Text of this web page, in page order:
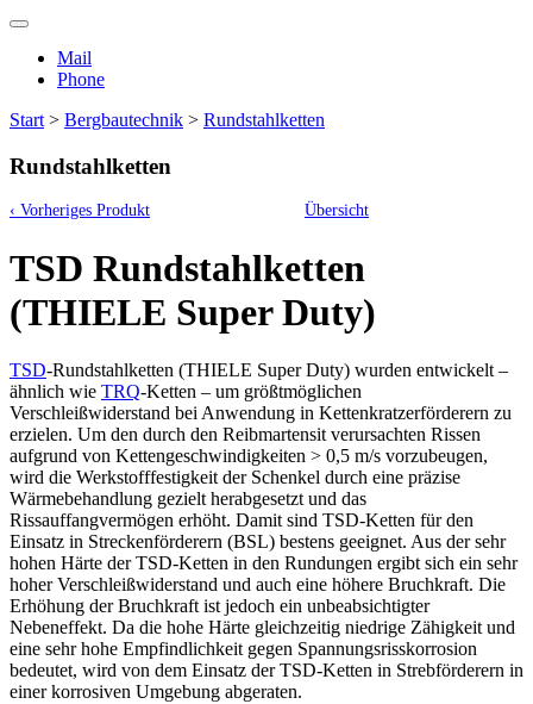
Mail
Phone
Start > Bergbautechnik > Rundstahlketten
Rundstahlketten
‹ Vorheriges Produkt Übersicht
TSD Rundstahlketten
(THIELE Super Duty)
TSD-Rundstahlketten (THIELE Super Duty) wurden entwickelt –
ähnlich wie TRQ-Ketten – um größtmöglichen
Verschleißwiderstand bei Anwendung in Kettenkratzerförderern zu
erzielen. Um den durch den Reibmartensit verursachten Rissen
aufgrund von Kettengeschwindigkeiten > 0,5 m/s vorzubeugen,
wird die Werkstofffestigkeit der Schenkel durch eine präzise
Wärmebehandlung gezielt herabgesetzt und das
Rissauffangvermögen erhöht. Damit sind TSD-Ketten für den
Einsatz in Streckenförderern (BSL) bestens geeignet. Aus der sehr
hohen Härte der TSD-Ketten in den Rundungen ergibt sich ein sehr
hoher Verschleißwiderstand und auch eine höhere Bruchkraft. Die
Erhöhung der Bruchkraft ist jedoch ein unbeabsichtigter
Nebeneffekt. Da die hohe Härte gleichzeitig niedrige Zähigkeit und
eine sehr hohe Empfindlichkeit gegen Spannungsrisskorrosion
bedeutet, wird von dem Einsatz der TSD-Ketten in Strebförderern in
einer korrosiven Umgebung abgeraten.